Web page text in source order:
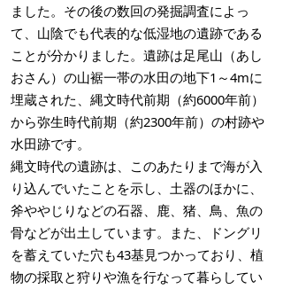
ました。その後の数回の発掘調査によっ
て、山陰でも代表的な低湿地の遺跡である
ことが分かりました。遺跡は足尾山（あし
おさん）の山裾一帯の水田の地下1～4mに
埋蔵された、縄文時代前期（約6000年前）
から弥生時代前期（約2300年前）の村跡や
水田跡です。
縄文時代の遺跡は、このあたりまで海が入
り込んでいたことを示し、土器のほかに、
斧ややじりなどの石器、鹿、猪、鳥、魚の
骨などが出土しています。また、ドングリ
を蓄えていた穴も43基見つかっており、植
物の採取と狩りや漁を行なって暮らしてい